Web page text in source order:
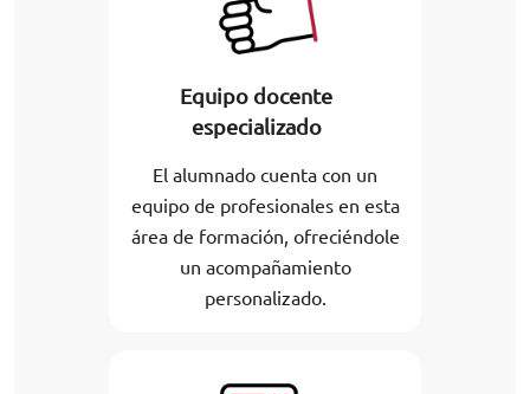
Equipo docente
especializado
El alumnado cuenta con un
equipo de profesionales en esta
área de formación, ofreciéndole
un acompañamiento
personalizado.